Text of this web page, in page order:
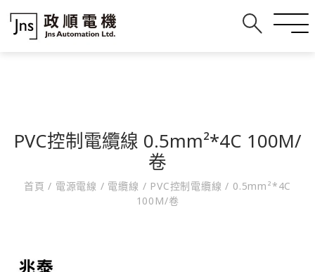
PVC控制電纜線 0.5mm²*4C 100M/
卷
首頁/ 電源電線 / 電纜線 / PVC控制電纜線/ 0.5mm²*4C
100M/卷